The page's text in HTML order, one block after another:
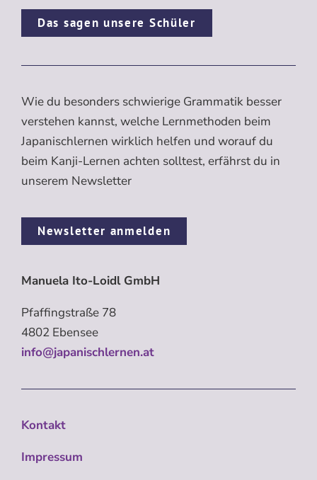
Das sagen unsere Schüler
Wie du besonders schwierige Grammatik besser
verstehen kannst, welche Lernmethoden beim
Japanischlernen wirklich helfen und worauf du
beim Kanji-Lernen achten solltest, erfährst du in
unserem Newsletter
Newsletter anmelden
Manuela Ito-Loidl GmbH
Pfaffingstraße 78
4802 Ebensee
info@japanischlernen.at
Kontakt
Impressum